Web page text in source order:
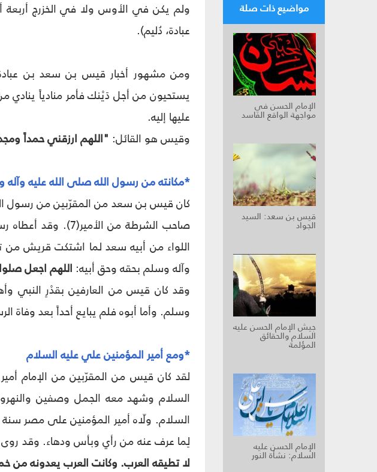
مواضيع ذات صلة
الإمام الحسن في
مواجهة الواقع الفاسد
قيس بن سعد: السيد
الجواد
جيش الإمام الحسن عليه
السلام والحقائق
المؤلمة
الإمام الحسن عليه
السلام: نشأة النور
ولم يكن في الأوس ولا في الخزرج أربعة
عبادة، دُليم).
ومن مشهور أخبار قيس بن سعد بن عبادة
يستحيون من أجل دَيْنك فأمر منادياً
عليها إليه.
وقيس هو القائل: "اللهم ارزقني حمداً
*مكانته من رسول الله صلى الله عليه
كان قيس بن سعد من المقرّبين من رسول
صاحب الشرطة من
وآله وسلم بحقه وحق أبيه: اللهم اجعل
وقد كان قيس من العارفين بقدْرِ النبي
وسلم. وأما أبوه فلم يبايع أحداً بعد
*ومع أمير المؤمنين علي عليه السلام
لقد كان قيس من المقرّبين من الإمام
السلام وشهد معه الجمل وصفين
لِما عرف عنه من رأي وبأس ودهاء. وقد
لا تطيقه العرب. وكانت العرب يعدونه من